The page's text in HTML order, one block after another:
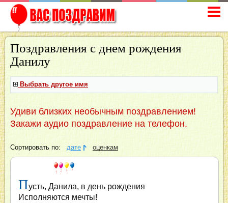
Поздравления с днем рождения
Данилу
Выбрать другое имя
Удиви близких необычным поздравлением!
Закажи аудио поздравление на телефон.
Сортировать по: дате оценкам
Пусть, Данила, в день рождения
Исполняются мечты!